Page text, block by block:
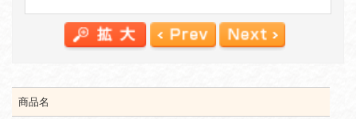
商品名